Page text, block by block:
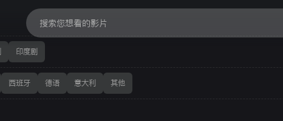
印度剧
西班牙 德语 意大利 其他